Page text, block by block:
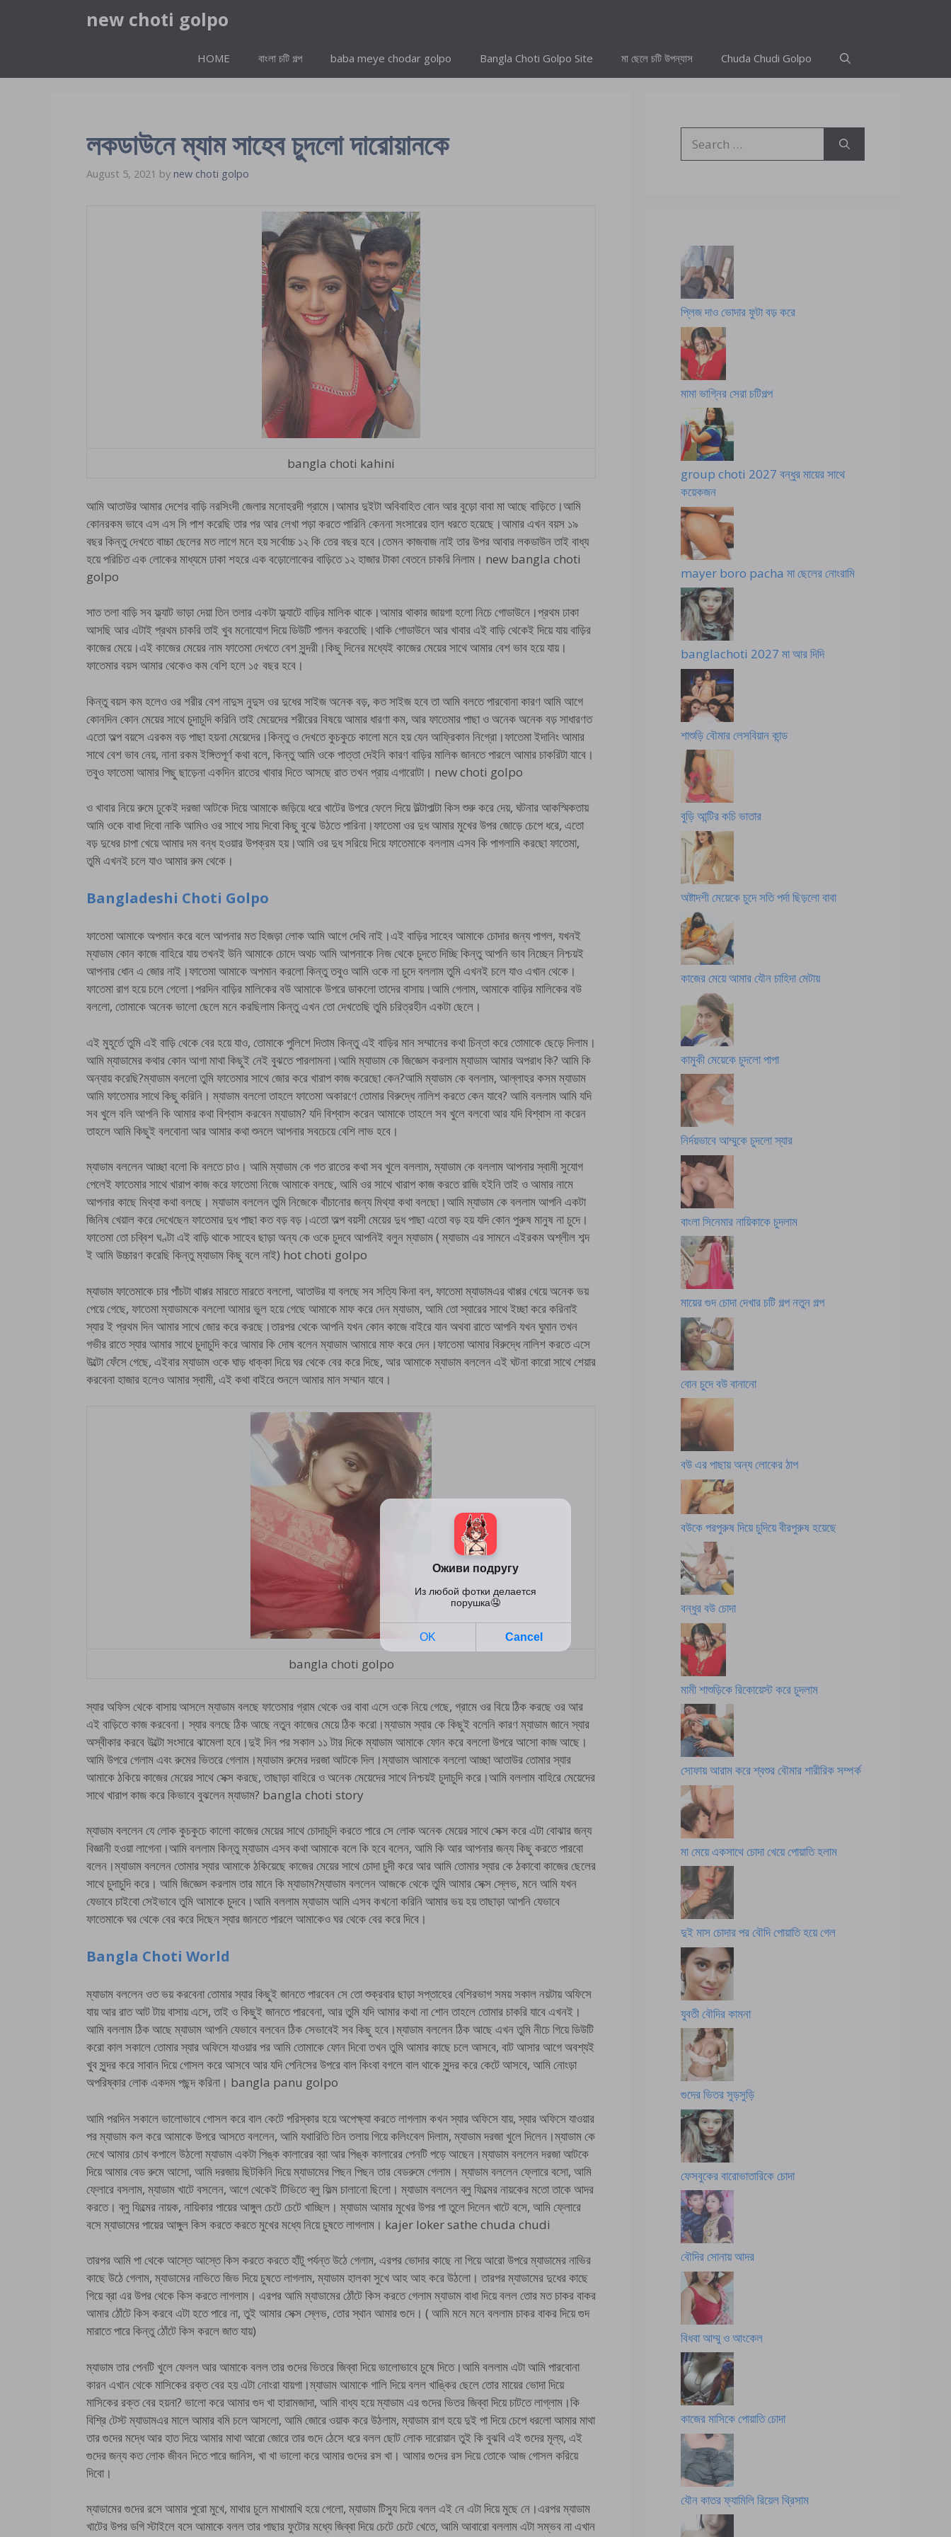
new choti golpo
HOME বাংলা চটি গল্প baba meye chodar golpo Bangla Choti Golpo Site মা ছেলে চটি উপন্যাস Chuda Chudi Golpo
লকডাউনে ম্যাম সাহেব চুদলো দারোয়ানকে
August 5, 2021 by new choti golpo
bangla choti kahini
আমি আতাউর আমার দেশের বাড়ি নরসিংদী জেলার মনোহরদী গ্রামে।আমার দুইটা অবিবাহিত বোন আর বুড়ো বাবা মা আছে বাড়িতে।আমি
কোনরকম ভাবে এস এস সি পাশ করেছি তার পর আর লেখা পড়া করতে পারিনি কেননা সংসারের হাল ধরতে হয়েছে।আমার এখন বয়স ১৯
বছর কিন্তু দেখতে বাচ্চা ছেলের মত লাগে মনে হয় সর্বোচ্চ ১২ কি তের বছর হবে।তেমন কাজবাজ নাই তার উপর আবার লকডাউন তাই বাধ্য
হয়ে পরিচিত এক লোকের মাধ্যমে ঢাকা শহরে এক বড়োলোকের বাড়িতে ১২ হাজার টাকা বেতনে চাকরি নিলাম। new bangla choti
golpo
সাত তলা বাড়ি সব ফ্ল্যাট ভাড়া দেয়া তিন তলার একটা ফ্ল্যাটে বাড়ির মালিক থাকে।আমার থাকার জায়গা হলো নিচে গোডাউনে।প্রথম ঢাকা
আসছি আর এটাই প্রথম চাকরি তাই খুব মনোযোগ দিয়ে ডিউটি পালন করতেছি।থাকি গোডাউনে আর খাবার এই বাড়ি থেকেই দিয়ে যায় বাড়ির
কাজের মেয়ে।এই কাজের মেয়ের নাম ফাতেমা দেখতে বেশ সুন্দরী।কিছু দিনের মধ্যেই কাজের মেয়ের সাথে আমার বেশ ভাব হয়ে যায়।
ফাতেমার বয়স আমার থেকেও কম বেশি হলে ১৫ বছর হবে।
কিন্তু বয়স কম হলেও ওর শরীর বেশ নাদুস নুদুস ওর দুধের সাইজ অনেক বড়, কত সাইজ হবে তা আমি বলতে পারবোনা কারণ আমি আগে
কোনদিন কোন মেয়ের সাথে চুদাচুদি করিনি তাই মেয়েদের শরীরের বিষয়ে আমার ধারণা কম, আর ফাতেমার পাছা ও অনেক অনেক বড় সাধারণত
এতো অল্প বয়সে এরকম বড় পাছা হয়না মেয়েদের।কিন্তু ও দেখতে কুচকুচে কালো মনে হয় যেন আফ্রিকান নিগ্রো।ফাতেমা ইদানিং আমার
সাথে বেশ ভাব নেয়, নানা রকম ইঙ্গিতপূর্ণ কথা বলে, কিন্তু আমি ওকে পাত্তা দেইনি কারণ বাড়ির মালিক জানতে পারলে আমার চাকরিটা যাবে।
তবুও ফাতেমা আমার পিছু ছাড়েনা একদিন রাতের খাবার দিতে আসছে রাত তখন প্রায় এগারোটা। new choti golpo
ও খাবার নিয়ে রুমে ঢুকেই দরজা আটকে দিয়ে আমাকে জড়িয়ে ধরে খাটের উপরে ফেলে দিয়ে উল্টাপাল্টা কিস শুরু করে দেয়, ঘটনার আকস্মিকতায়
আমি ওকে বাধা দিবো নাকি আমিও ওর সাথে সায় দিবো কিছু বুঝে উঠতে পারিনা।ফাতেমা ওর দুধ আমার মুখের উপর জোড়ে চেপে ধরে, এতো
বড় দুধের চাপা খেয়ে আমার দম বন্ধ হওয়ার উপক্রম হয়।আমি ওর দুধ সরিয়ে দিয়ে ফাতেমাকে বললাম এসব কি পাগলামি করছো ফাতেমা,
তুমি এখনই চলে যাও আমার রুম থেকে।
Bangladeshi Choti Golpo
ফাতেমা আমাকে অপমান করে বলে আপনার মত হিজড়া লোক আমি আগে দেখি নাই।এই বাড়ির সাহেব আমাকে চোদার জন্য পাগল, যখনই
ম্যাডাম কোন কাজে বাহিরে যায় তখনই উনি আমাকে চোদে অথচ আমি আপনাকে নিজ থেকে চুদতে দিচ্ছি কিন্তু আপনি ভাব নিচ্ছেন নিশ্চয়ই
আপনার ধোন এ জোর নাই।ফাতেমা আমাকে অপমান করলো কিন্তু তবুও আমি ওকে না চুদে বললাম তুমি এখনই চলে যাও এখান থেকে।
ফাতেমা রাগ হয়ে চলে গেলো।পরদিন বাড়ির মালিকের বউ আমাকে উপরে ডাকলো তাদের বাসায়।আমি গেলাম, আমাকে বাড়ির মালিকের বউ
বললো, তোমাকে অনেক ভালো ছেলে মনে করছিলাম কিন্তু এখন তো দেখতেছি তুমি চরিত্রহীন একটা ছেলে।
এই মুহূর্তে তুমি এই বাড়ি থেকে বের হয়ে যাও, তোমাকে পুলিশে দিতাম কিন্তু এই বাড়ির মান সম্মানের কথা চিন্তা করে তোমাকে ছেড়ে দিলাম।
আমি ম্যাডামের কথার কোন আগা মাথা কিছুই নেই বুঝতে পারলামনা।আমি ম্যাডাম কে জিজ্ঞেস করলাম ম্যাডাম আমার অপরাধ কি? আমি কি
অন্যায় করেছি?ম্যাডাম বললো তুমি ফাতেমার সাথে জোর করে খারাপ কাজ করেছো কেন?আমি ম্যাডাম কে বললাম, আল্লাহর কসম ম্যাডাম
আমি ফাতেমার সাথে কিছু করিনি। ম্যাডাম বললো তাহলে ফাতেমা অকারণে তোমার বিরুদ্ধে নালিশ করতে কেন যাবে? আমি বললাম আমি যদি
সব খুলে বলি আপনি কি আমার কথা বিশ্বাস করবেন ম্যাডাম? যদি বিশ্বাস করেন আমাকে তাহলে সব খুলে বলবো আর যদি বিশ্বাস না করেন
তাহলে আমি কিছুই বলবোনা আর আমার কথা শুনলে আপনার সবচেয়ে বেশি লাভ হবে।
ম্যাডাম বললেন আচ্ছা বলো কি বলতে চাও। আমি ম্যাডাম কে গত রাতের কথা সব খুলে বললাম, ম্যাডাম কে বললাম আপনার স্বামী সুযোগ
পেলেই ফাতেমার সাথে খারাপ কাজ করে ফাতেমা নিজে আমাকে বলছে, আমি ওর সাথে খারাপ কাজ করতে রাজি হইনি তাই ও আমার নামে
আপনার কাছে মিথ্যা কথা বলছে। ম্যাডাম বললেন তুমি নিজেকে বাঁচানোর জন্য মিথ্যা কথা বলছো।আমি ম্যাডাম কে বললাম আপনি একটা
জিনিষ খেয়াল করে দেখেছেন ফাতেমার দুধ পাছা কত বড় বড়।এতো অল্প বয়সী মেয়ের দুধ পাছা এতো বড় হয় যদি কোন পুরুষ মানুষ না চুদে।
ফাতেমা তো চব্বিশ ঘণ্টা এই বাড়ি থাকে সাহেব ছাড়া অন্য কে ওকে চুদবে আপনিই বলুন ম্যাডাম ( ম্যাডাম এর সামনে এইরকম অশ্লীল শব্দ
ই আমি উচ্চারণ করেছি কিন্তু ম্যাডাম কিছু বলে নাই) hot choti golpo
ম্যাডাম ফাতেমাকে চার পাঁচটা থাপ্পর মারতে মারতে বললো, আতাউর যা বলছে সব সত্যি কিনা বল, ফাতেমা ম্যাডামএর থাপ্পর খেয়ে অনেক ভয়
পেয়ে গেছে, ফাতেমা ম্যাডামকে বললো আমার ভুল হয়ে গেছে আমাকে মাফ করে দেন ম্যাডাম, আমি তো স্যারের সাথে ইচ্ছা করে করিনাই
স্যার ই প্রথম দিন আমার সাথে জোর করে করছে।তারপর থেকে আপনি যখন কোন কাজে বাইরে যান অথবা রাতে আপনি যখন ঘুমান তখন
গভীর রাতে স্যার আমার সাথে চুদাচুদি করে আমার কি দোষ বলেন ম্যাডাম আমারে মাফ করে দেন।ফাতেমা আমার বিরুদ্ধে নালিশ করতে এসে
উল্টো ফেঁসে গেছে, এইবার ম্যাডাম ওকে ঘাড় ধাক্কা দিয়ে ঘর থেকে বের করে দিছে, আর আমাকে ম্যাডাম বললেন এই ঘটনা কারো সাথে শেয়ার
করবেনা হাজার হলেও আমার স্বামী, এই কথা বাইরে শুনলে আমার মান সম্মান যাবে।
bangla choti golpo
স্যার অফিস থেকে বাসায় আসলে ম্যাডাম বলছে ফাতেমার গ্রাম থেকে ওর বাবা এসে ওকে নিয়ে গেছে, গ্রামে ওর বিয়ে ঠিক করছে ওর আর
এই বাড়িতে কাজ করবেনা। স্যার বলছে ঠিক আছে নতুন কাজের মেয়ে ঠিক করো।ম্যাডাম স্যার কে কিছুই বলেনি কারণ ম্যাডাম জানে স্যার
অস্বীকার করবে উল্টো সংসারে ঝামেলা হবে।দুই দিন পর সকাল ১১ টার দিকে ম্যাডাম আমাকে ফোন করে বললো উপরে আসো কাজ আছে।
আমি উপরে গেলাম এবং রুমের ভিতরে গেলাম।ম্যাডাম রুমের দরজা আটকে দিল।ম্যাডাম আমাকে বললো আচ্ছা আতাউর তোমার স্যার
আমাকে ঠকিয়ে কাজের মেয়ের সাথে সেক্স করছে, তাছাড়া বাহিরে ও অনেক মেয়েদের সাথে নিশ্চয়ই চুদাচুদি করে।আমি বললাম বাহিরে মেয়েদের
সাথে খারাপ কাজ করে কিভাবে বুঝলেন ম্যাডাম? bangla choti story
ম্যাডাম বললেন যে লোক কুচকুচে কালো কাজের মেয়ের সাথে চোদাচূদি করতে পারে সে লোক অনেক মেয়ের সাথে সেক্স করে এটা বোঝার জন্য
বিজ্ঞানী হওয়া লাগেনা।আমি বললাম কিন্তু ম্যাডাম এসব কথা আমাকে বলে কি হবে বলেন, আমি কি আর আপনার জন্য কিছু করতে পারবো
বলেন।ম্যাডাম বললেন তোমার স্যার আমাকে ঠকিয়েছে কাজের মেয়ের সাথে চোদা চুদী করে আর আমি তোমার স্যার কে ঠকাবো কাজের ছেলের
সাথে চুদাচুদি করে। আমি জিজ্ঞেস করলাম তার মানে কি ম্যাডাম?ম্যাডাম বললেন আজকে থেকে তুমি আমার সেক্স স্লেভ, মনে আমি যখন
যেভাবে চাইবো সেইভাবে তুমি আমাকে চুদবে।আমি বললাম ম্যাডাম আমি এসব কখনো করিনি আমার ভয় হয় তাছাড়া আপনি যেভাবে
ফাতেমাকে ঘর থেকে বের করে দিছেন স্যার জানতে পারলে আমাকেও ঘর থেকে বের করে দিবে।
Bangla Choti World
ম্যাডাম বললেন ওত ভয় করবেনা তোমার স্যার কিছুই জানতে পারবেন সে তো শুক্রবার ছাড়া সপ্তাহের বেশিরভাগ সময় সকাল নয়টায় অফিসে
যায় আর রাত আট টায় বাসায় এসে, তাই ও কিছুই জানতে পারবেনা, আর তুমি যদি আমার কথা না শোন তাহলে তোমার চাকরি যাবে এখনই।
আমি বললাম ঠিক আছে ম্যাডাম আপনি যেভাবে বলবেন ঠিক সেভাবেই সব কিছু হবে।ম্যাডাম বললেন ঠিক আছে এখন তুমি নীচে গিয়ে ডিউটি
করো কাল সকালে তোমার স্যার অফিসে যাওয়ার পর আমি তোমাকে ফোন দিবো তখন তুমি আমার কাছে চলে আসবে, বাট আসার আগে অবশ্যই
খুব সুন্দর করে সাবান দিয়ে গোসল করে আসবে আর যদি পেনিসের উপরে বাল কিংবা বগলে বাল থাকে সুন্দর করে কেটে আসবে, আমি নোংড়া
অপরিষ্কার লোক একদম পছন্দ করিনা। bangla panu golpo
আমি পরদিন সকালে ভালোভাবে গোসল করে বাল কেটে পরিস্কার হয়ে অপেক্ষ্যা করতে লাগলাম কখন স্যার অফিসে যায়, স্যার অফিসে যাওয়ার
পর ম্যাডাম কল করে আমাকে উপরে আসতে বললেন, আমি যথারিতি তিন তলায় গিয়ে কলিংবেল দিলাম, ম্যাডাম দরজা খুলে দিলেন।ম্যাডাম কে
দেখে আমার চোখ কপালে উঠলো ম্যাডাম একটা পিঙ্ক কালারের ব্রা আর পিঙ্ক কালারের পেনটি পড়ে আছেন।ম্যাডাম বললেন দরজা আটকে
দিয়ে আমার বেড রুমে আসো, আমি দরজায় ছিটকিনি দিয়ে ম্যাডামের পিছন পিছন তার বেডরুমে গেলাম। ম্যাডাম বললেন ফ্লোরে বসো, আমি
ফ্লোরে বসলাম, ম্যাডাম খাটে বসলেন, আগে থেকেই টিভিতে ব্লু ফিল্ম চালানো ছিলো। ম্যাডাম বললেন ব্লু ফিল্মের নায়কের মতো তাকে আদর
করতে। ব্লু ফিল্মের নায়ক, নায়িকার পায়ের আঙ্গুল চেটে চেটে খাচ্ছিল। ম্যাডাম আমার মুখের উপর পা তুলে দিলেন খাটে বসে, আমি ফ্লোরে
বসে ম্যাডামের পায়ের আঙ্গুল কিস করতে করতে মুখের মধ্যে নিয়ে চুষতে লাগলাম। kajer loker sathe chuda chudi
তারপর আমি পা থেকে আস্তে আস্তে কিস করতে করতে হাঁটু পর্যন্ত উঠে গেলাম, এরপর ভোদার কাছে না গিয়ে আরো উপরে ম্যাডামের নাভির
কাছে উঠে গেলাম, ম্যাডামের নাভিতে জিভ দিয়ে চুষতে লাগলাম, ম্যাডাম হালকা সুখে আহ আহ করে উঠলো। তারপর ম্যাডামের দুধের কাছে
গিয়ে ব্রা এর উপর থেকে কিস করতে লাগলাম। এরপর আমি ম্যাডামের ঠোঁটে কিস করতে গেলাম ম্যাডাম বাধা দিয়ে বলল তোর মত চাকর বাকর
আমার ঠোঁটে কিস করবে এটা হতে পারে না, তুই আমার সেক্স স্লেভ, তোর স্থান আমার গুদে। ( আমি মনে মনে বললাম চাকর বাকর দিয়ে গুদ
মারাতে পারে কিন্তু ঠোঁটে কিস করলে জাত যায়)
ম্যাডাম তার পেনটি খুলে ফেলল আর আমাকে বলল তার গুদের ভিতরে জিব্বা দিয়ে ভালোভাবে চুষে দিতে।আমি বললাম এটা আমি পারবোনা
কারন এখান থেকে মাসিকের রক্ত বের হয় এটা নোংরা যায়গা।ম্যাডাম আমাকে গালি দিয়ে বলল খাঙ্কির ছেলে তোর মায়ের ভোদা দিয়ে
মাসিকের রক্ত বের হয়না? ভালো করে আমার গুদ খা হারামজাদা, আমি বাধ্য হয়ে ম্যাডাম এর গুদের ভিতর জিব্বা দিয়ে চাটতে লাগ্লাম।কি
বিশ্রি টেস্ট ম্যাডামএর মালে আমার বমি চলে আসলো, আমি জোরে ওয়াক করে উঠলাম, ম্যাডাম রাগ হয়ে দুই পা দিয়ে চেপে ধরলো আমার মাথা
তার গুদের মদ্ধে আর হাত দিয়ে আমার মাথা আরো জোরে তার গুদে ঠেসে ধরে বলল ছোট লোক দারোয়ান তুই কি বুঝবি এই গুদের মূল্য, এই
গুদের জন্য কত লোক জীবন দিতে পারে জানিস, খা খা ভালো করে আমার গুদের রস খা। আমার গুদের রস দিয়ে তোকে আজ গোসল করিয়ে
দিবো।
ম্যাডামের গুদের রসে আমার পুরো মুখে, মাথার চুলে মাখামাখি হয়ে গেলো, ম্যাডাম টিস্যু দিয়ে বলল এই নে এটা দিয়ে মুছে নে।এরপর ম্যাডাম
খাটের উপর ডগি স্টাইলে বসে আমাকে বলল তার পাছার ফুটোর মধ্যে জিব্বা দিয়ে চেটে চেটে খেতে, আমি আবারো বললাম এটা সম্ভব না এখান
for:
প্লিজ দাও ভোদার ফুটা বড় করে
মামা ভাগ্নির সেরা চটিগল্প
group choti 2027 বন্ধুর মায়ের সাথে
কয়েকজন
mayer boro pacha মা ছেলের নোংরামি
banglachoti 2027 মা আর দিদি
শাশুড়ি বৌমার লেসবিয়ান কান্ড
বুড়ি আন্টির কচি ভাতার
অষ্টাদশী মেয়েকে চুদে সতি পর্দা ছিড়লো বাবা
কাজের মেয়ে আমার যৌন চাহিদা মেটায়
কামুকী মেয়েকে চুদলো পাপা
নির্দয়ভাবে আম্মুকে চুদলো স্যার
বাংলা সিনেমার নায়িকাকে চুদলাম
মায়ের গুদ চোদা দেখার চটি গল্প নতুন গল্প
বোন চুদে বউ বানানো
বউ এর পাছায় অন্য লোকের ঠাপ
বউকে পরপুরুষ দিয়ে চুদিয়ে বীরপুরুষ হয়েছে
বন্ধুর বউ চোদা
মামী শাশুড়িকে রিকোয়েস্ট করে চুদলাম
সোফায় আরাম করে শ্বশুর বৌমার শারীরিক সম্পর্ক
মা মেয়ে একসাথে চোদা খেয়ে পোয়াতি হলাম
দুই মাস চোদার পর বৌদি পোয়াতি হয়ে গেল
যুবতী বৌদির কামনা
গুদের ভিতর সুড়সুড়ি
ফেসবুকের বারোভাতারিকে চোদা
বৌদির সোনায় আদর
বিধবা আম্মু ও আংকেল
কাজের মাসিকে পোয়াতি চোদা
যৌন কাতর ফ্যামিলি রিয়েল থ্রিসাম